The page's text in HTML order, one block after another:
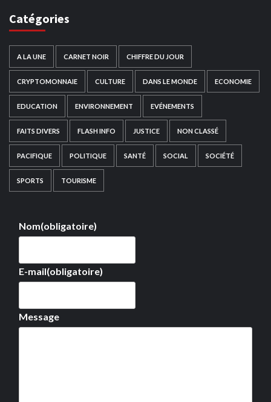
Catégories
A LA UNE CARNET NOIR CHIFFRE DU JOUR
CRYPTOMONNAIE CULTURE DANS LE MONDE ECONOMIE
EDUCATION ENVIRONNEMENT EVÉNEMENTS
FAITS DIVERS FLASH INFO JUSTICE NON CLASSÉ
PACIFIQUE POLITIQUE SANTÉ SOCIAL SOCIÉTÉ
SPORTS TOURISME
Nom(obligatoire)
E-mail(obligatoire)
Message